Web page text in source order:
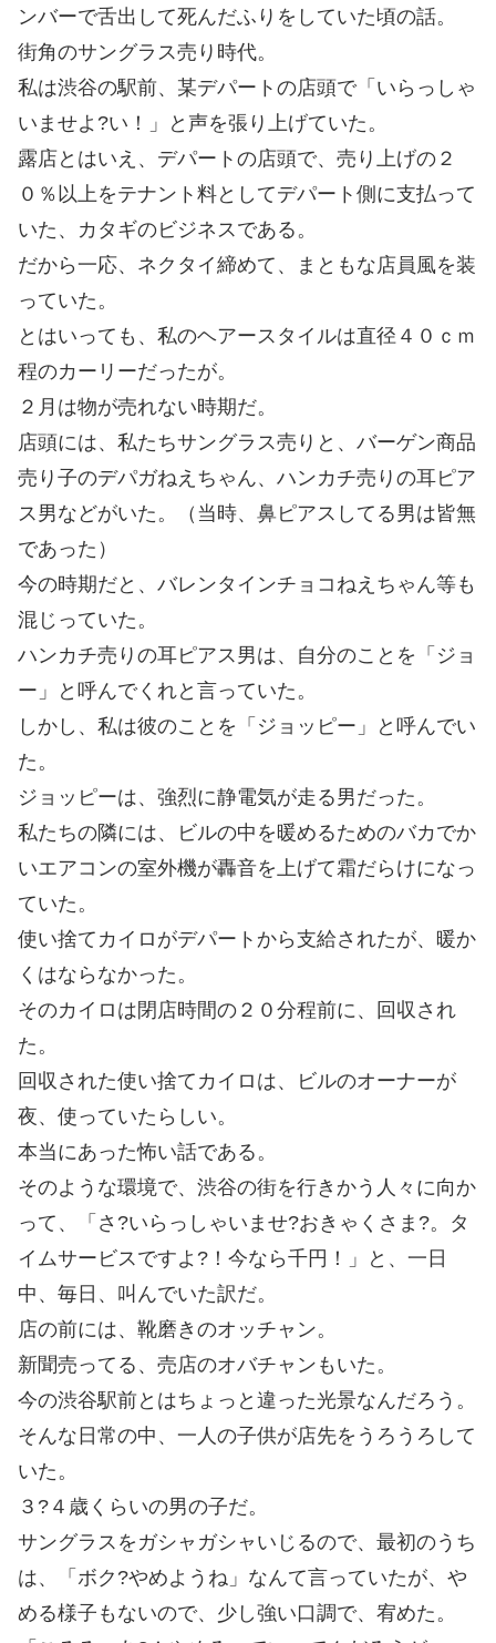
ンバーで舌出して死んだふりをしていた頃の話。
街角のサングラス売り時代。
私は渋谷の駅前、某デパートの店頭で「いらっしゃ
いませよ?い！」と声を張り上げていた。
露店とはいえ、デパートの店頭で、売り上げの２
０％以上をテナント料としてデパート側に支払って
いた、カタギのビジネスである。
だから一応、ネクタイ締めて、まともな店員風を装
っていた。
とはいっても、私のヘアースタイルは直径４０ｃｍ
程のカーリーだったが。
２月は物が売れない時期だ。
店頭には、私たちサングラス売りと、バーゲン商品
売り子のデパガねえちゃん、ハンカチ売りの耳ピア
ス男などがいた。（当時、鼻ピアスしてる男は皆無
であった）
今の時期だと、バレンタインチョコねえちゃん等も
混じっていた。
ハンカチ売りの耳ピアス男は、自分のことを「ジョ
ー」と呼んでくれと言っていた。
しかし、私は彼のことを「ジョッピー」と呼んでい
た。
ジョッピーは、強烈に静電気が走る男だった。
私たちの隣には、ビルの中を暖めるためのバカでか
いエアコンの室外機が轟音を上げて霜だらけになっ
ていた。
使い捨てカイロがデパートから支給されたが、暖か
くはならなかった。
そのカイロは閉店時間の２０分程前に、回収され
た。
回収された使い捨てカイロは、ビルのオーナーが
夜、使っていたらしい。
本当にあった怖い話である。
そのような環境で、渋谷の街を行きかう人々に向か
って、「さ?いらっしゃいませ?おきゃくさま?。タ
イムサービスですよ?！今なら千円！」と、一日
中、毎日、叫んでいた訳だ。
店の前には、靴磨きのオッチャン。
新聞売ってる、売店のオバチャンもいた。
今の渋谷駅前とはちょっと違った光景なんだろう。
そんな日常の中、一人の子供が店先をうろうろして
いた。
３?４歳くらいの男の子だ。
サングラスをガシャガシャいじるので、最初のうち
は、「ボク?やめようね」なんて言っていたが、や
める様子もないので、少し強い口調で、宥めた。